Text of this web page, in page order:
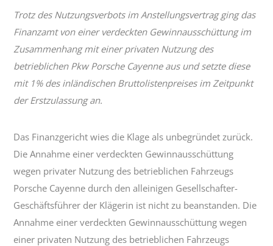
Trotz des Nutzungsverbots im Anstellungsvertrag ging das
Finanzamt von einer verdeckten Gewinnausschüttung im
Zusammenhang mit einer privaten Nutzung des
betrieblichen Pkw Porsche Cayenne aus und setzte diese
mit 1% des inländischen Bruttolistenpreises im Zeitpunkt
der Erstzulassung an.
Das Finanzgericht wies die Klage als unbegründet zurück.
Die Annahme einer verdeckten Gewinnausschüttung
wegen privater Nutzung des betrieblichen Fahrzeugs
Porsche Cayenne durch den alleinigen Gesellschafter-
Geschäftsführer der Klägerin ist nicht zu beanstanden. Die
Annahme einer verdeckten Gewinnausschüttung wegen
einer privaten Nutzung des betrieblichen Fahrzeugs